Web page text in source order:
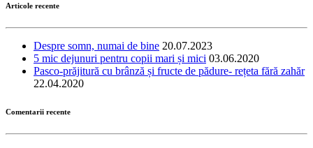
Articole recente
Despre somn, numai de bine 20.07.2023
5 mic dejunuri pentru copii mari și mici 03.06.2020
Pasco-prăjitură cu brânză și fructe de pădure- rețeta fără zahăr
22.04.2020
Comentarii recente